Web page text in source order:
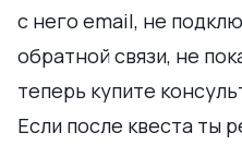
с него email, не
обратной связи, не
теперь купите
Если после квеста ты